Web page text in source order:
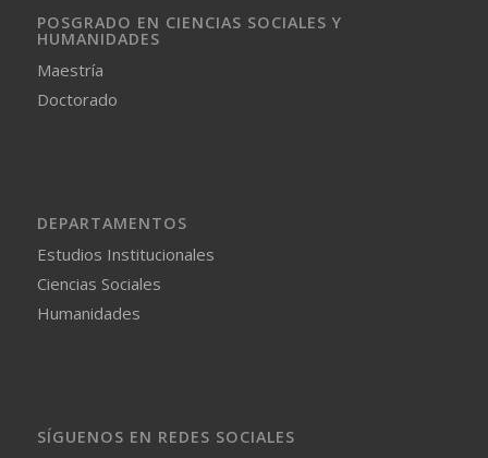
POSGRADO EN CIENCIAS SOCIALES Y
HUMANIDADES
Maestría
Doctorado
DEPARTAMENTOS
Estudios Institucionales
Ciencias Sociales
Humanidades
SÍGUENOS EN REDES SOCIALES